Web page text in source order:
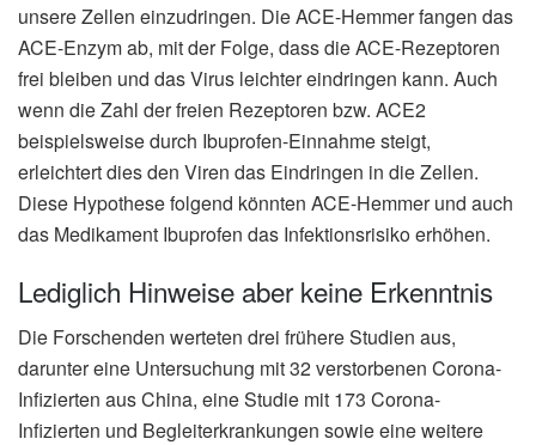
unsere Zellen einzudringen. Die ACE-Hemmer fangen das
ACE-Enzym ab, mit der Folge, dass die ACE-Rezeptoren
frei bleiben und das Virus leichter eindringen kann. Auch
wenn die Zahl der freien Rezeptoren bzw. ACE2
beispielsweise durch Ibuprofen-Einnahme steigt,
erleichtert dies den Viren das Eindringen in die Zellen.
Diese Hypothese folgend könnten ACE-Hemmer und auch
das Medikament Ibuprofen das Infektionsrisiko erhöhen.
Lediglich Hinweise aber keine Erkenntnis
Die Forschenden werteten drei frühere Studien aus,
darunter eine Untersuchung mit 32 verstorbenen Corona-
Infizierten aus China, eine Studie mit 173 Corona-
Infizierten und Begleiterkrankungen sowie eine weitere